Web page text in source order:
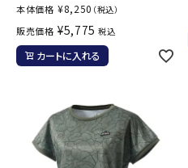
本体価格 ¥8,250 （税込）
販売価格 ¥5,775 税込
カートに入れる